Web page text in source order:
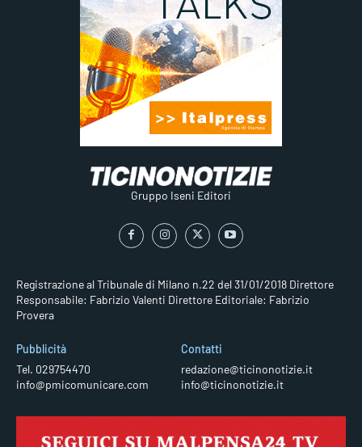
Gruppo Iseni Editori
Registrazione al Tribunale di Milano n.22 del 31/01/2018 Direttore
Responsabile: Fabrizio Valenti Direttore Editoriale: Fabrizio
Provera
Pubblicità
Tel. 029754470
info@pmicomunicare.com
Contatti
redazione@ticinonotizie.it
info@ticinonotizie.it